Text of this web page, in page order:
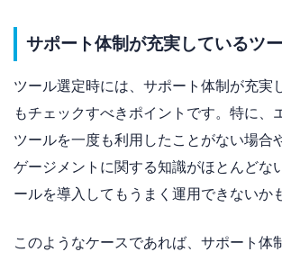
サポート体制が充実しているツ
ツール選定時には、サポート体制が充実
もチェックすべきポイントです。特に、
ツールを一度も利用したことがない場合
ゲージメントに関する知識がほとんどな
ールを導入してもうまく運用できないか
このようなケースであれば、サポート体